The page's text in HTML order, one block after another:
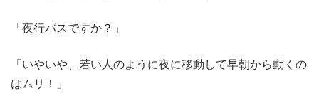
「夜行バスですか？」
「いやいや、若い人のように夜に移動して早朝から動くの
はムリ！」